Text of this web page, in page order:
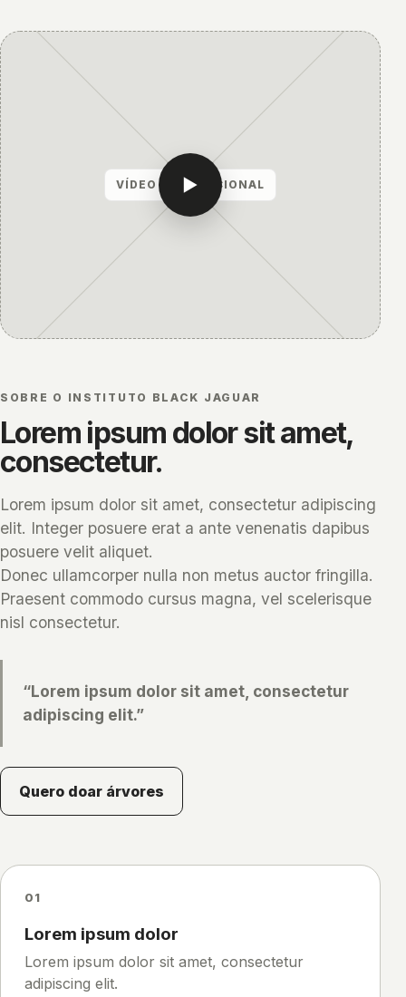
▶
SOBRE O INSTITUTO BLACK JAGUAR
Lorem ipsum dolor sit amet,
consectetur.
Lorem ipsum dolor sit amet, consectetur adipiscing
elit. Integer posuere erat a ante venenatis dapibus
posuere velit aliquet.
Donec ullamcorper nulla non metus auctor fringilla.
Praesent commodo cursus magna, vel scelerisque
nisl consectetur.
“Lorem ipsum dolor sit amet, consectetur
adipiscing elit.”
Quero doar árvores
01
Lorem ipsum dolor
Lorem ipsum dolor sit amet, consectetur
adipiscing elit.